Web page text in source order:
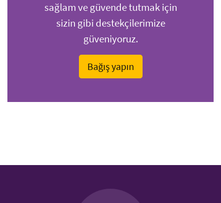
sağlam ve güvende tutmak için
sizin gibi destekçilerimize
güveniyoruz.
Bağış yapın